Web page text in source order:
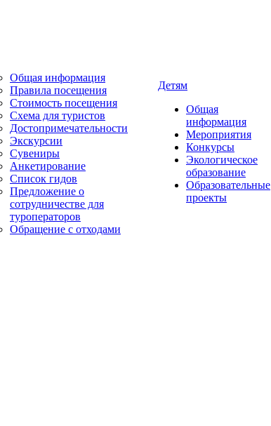
Общая информация
Правила посещения
Стоимость посещения
Схема для туристов
Достопримечательности
Экскурсии
Сувениры
Анкетирование
Список гидов
Предложение о
сотрудничестве для
туроператоров
Обращение с отходами
Детям
Общая
информация
Мероприятия
Конкурсы
Экологическое
образование
Образовательные
проекты